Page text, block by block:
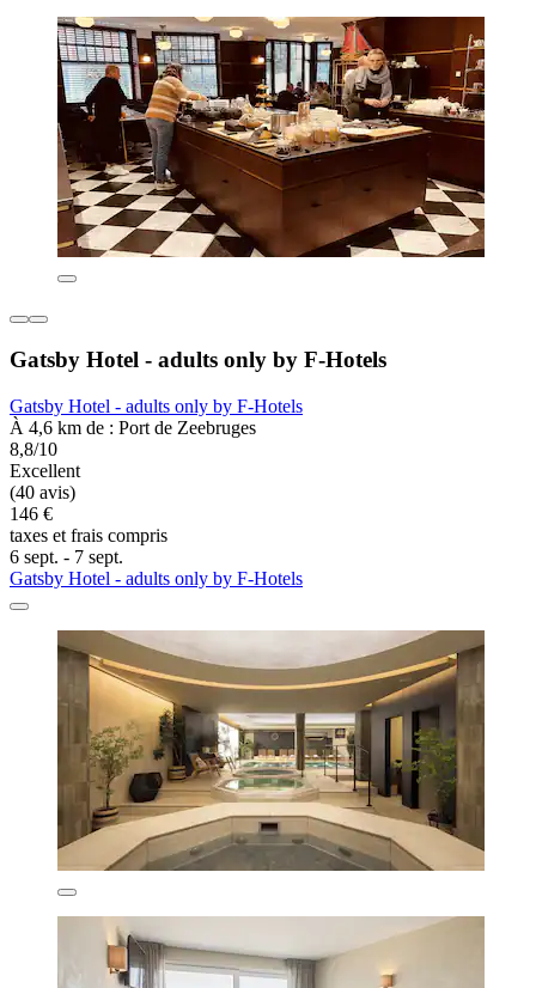
Gatsby Hotel - adults only by F-Hotels
Gatsby Hotel - adults only by F-Hotels
À 4,6 km de : Port de Zeebruges
8,8/10
Excellent
(40 avis)
146 €
taxes et frais compris
6 sept. - 7 sept.
Gatsby Hotel - adults only by F-Hotels